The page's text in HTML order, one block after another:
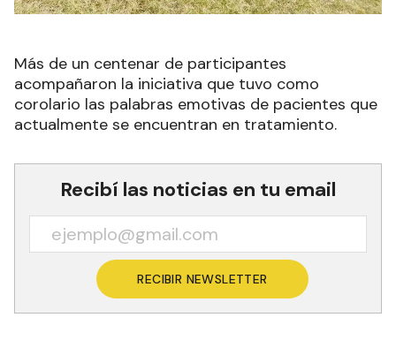
Más de un centenar de participantes
acompañaron la iniciativa que tuvo como
corolario las palabras emotivas de pacientes que
actualmente se encuentran en tratamiento.
Recibí las noticias en tu email
RECIBIR NEWSLETTER